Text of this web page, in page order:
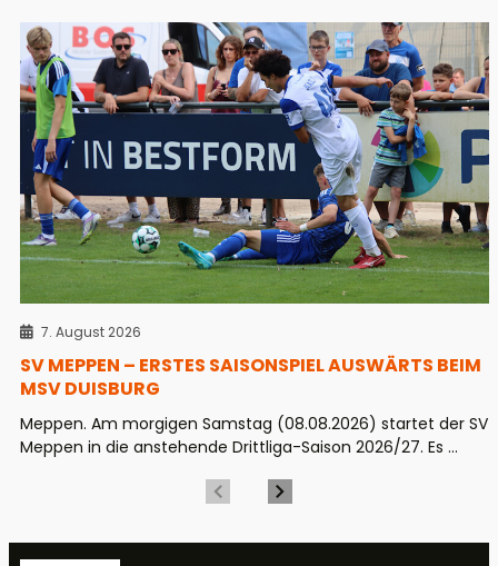
7. August 2026
SV MEPPEN – ERSTES SAISONSPIEL AUSWÄRTS BEIM
MSV DUISBURG
Meppen. Am morgigen Samstag (08.08.2026) startet der SV
Meppen in die anstehende Drittliga-Saison 2026/27. Es ...